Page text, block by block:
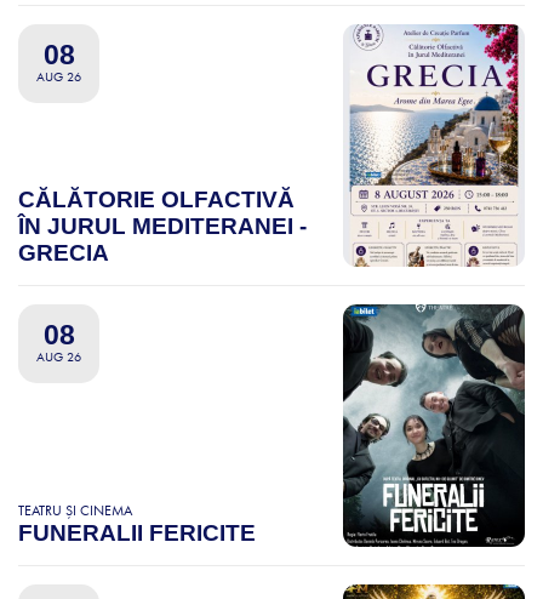
08
AUG 26
CĂLĂTORIE OLFACTIVĂ
ÎN JURUL MEDITERANEI -
GRECIA
08
AUG 26
TEATRU ȘI CINEMA
FUNERALII FERICITE